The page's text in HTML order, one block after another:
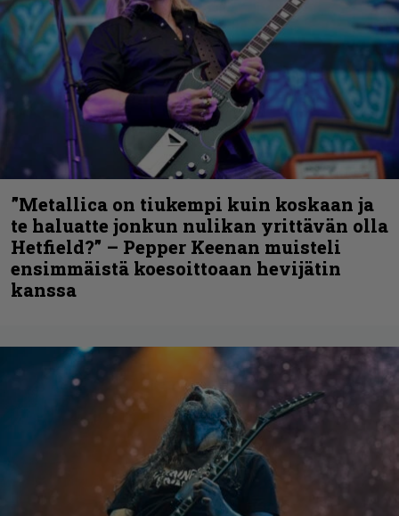
”Metallica on tiukempi kuin koskaan ja
te haluatte jonkun nulikan yrittävän olla
Hetfield?” – Pepper Keenan muisteli
ensimmäistä koesoittoaan hevijätin
kanssa